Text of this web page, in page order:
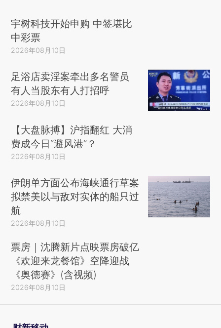
宇树科技开始申购 中签堪比
中彩票
2026年08月10日
足浴店卖淫案牵出多名警员
有人当股东有人打招呼
2026年08月10日
【大盘脉搏】沪指翻红 大消
费成今日“避风港”？
2026年08月10日
伊朗单方面公布海峡通行草案
拟禁美以与敌对实体的船只过
航
2026年08月10日
票房｜沈腾新片点映票房破亿
《欢迎来龙餐馆》空降迎战
《奥德赛》(含视频)
2026年08月10日